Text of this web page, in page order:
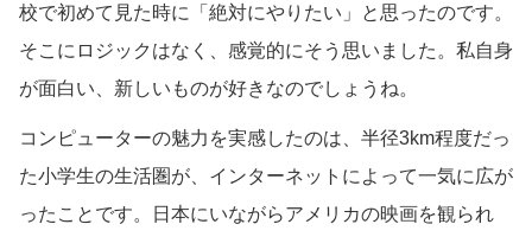
校で初めて見た時に「絶対にやりたい」と思ったのです。
そこにロジックはなく、感覚的にそう思いました。私自身
が面白い、新しいものが好きなのでしょうね。
コンピューターの魅力を実感したのは、半径3km程度だっ
た小学生の生活圏が、インターネットによって一気に広が
ったことです。日本にいながらアメリカの映画を観られ